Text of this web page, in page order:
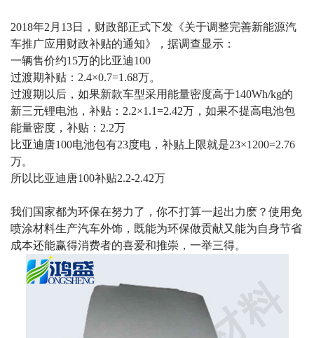
2018年2月13日，财政部正式下发《关于调整完善新能源汽
车推广应用财政补贴的通知》，据调查显示：
一辆售价约15万的比亚迪100
过渡期补贴：2.4×0.7=1.68万。
过渡期以后，如果新款车型采用能量密度高于140Wh/kg的
新三元锂电池，补贴：2.2×1.1=2.42万，如果不提高电池包
能量密度，补贴：2.2万
比亚迪唐100电池包有23度电，补贴上限就是23×1200=2.76
万。
所以比亚迪唐100补贴2.2-2.42万
我们国家都为环保在努力了，你不打算一起出力麽？使用免
喷涂材料生产汽车外饰，既能为环保做贡献又能为自身节省
成本还能赢得消费者的喜爱和推崇，一举三得。